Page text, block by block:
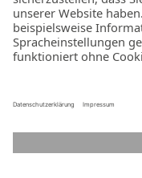
Total: 11290
Die Auswahl und die
Einfachheit der
Bestellung.